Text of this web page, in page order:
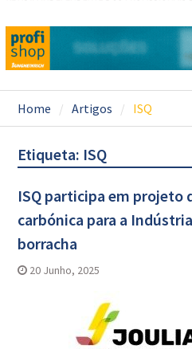
Home Artigos ISQ
Etiqueta: ISQ
ISQ participa em projeto
carbónica para a
borracha
20 Junho, 2025